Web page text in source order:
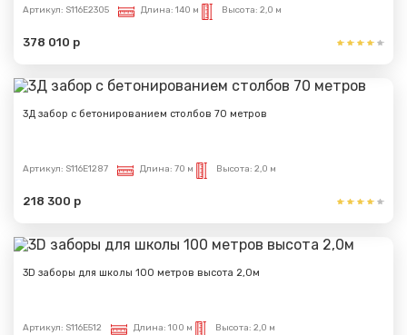
Артикул: S116E2305 Длина: 140 м Высота: 2,0 м
378 010 р
3Д забор с бетонированием столбов 70 метров
Артикул: S116E1287 Длина: 70 м Высота: 2,0 м
218 300 р
3D заборы для школы 100 метров высота 2,0м
Артикул: S116E512 Длина: 100 м Высота: 2,0 м
Сообщение успешно
отправлено
Вами.